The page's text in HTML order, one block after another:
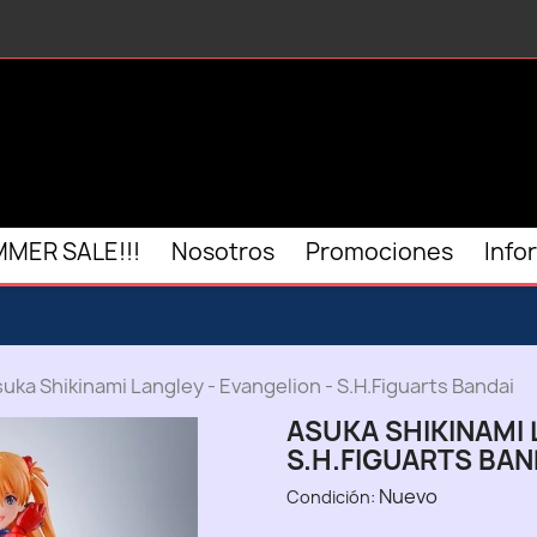
SALE!!! Nosotros Promociones
Shikinami Langley - Evangelion - S.H.Figuarts Bandai
ASUKA SHIKINAMI
S.H.FIGUARTS
Condición: Nuevo